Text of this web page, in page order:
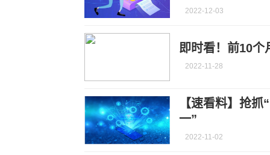
2022-12-03
即时看！前10个
2022-11-28
【速看料】抢
一”
2022-11-02